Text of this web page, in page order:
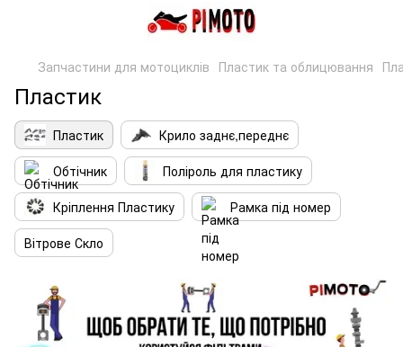
Запчастини для мотоциклів Пластик та облицювання
Пластик
Пластик
Крило заднє,переднє
Обтічник
Поліроль для пластику
Кріплення Пластику
Рамка під номер
Вітрове Скло